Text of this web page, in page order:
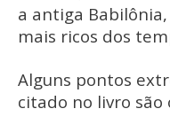
a antiga
mais ricos dos
Alguns pontos
citado no livro são